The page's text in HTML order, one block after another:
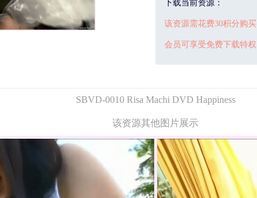
下载当前资源：
该资源需花费30积分购买
会员可享受免费下载特权
SBVD-0010 Risa Machi DVD Happiness
该资源其他图片展示